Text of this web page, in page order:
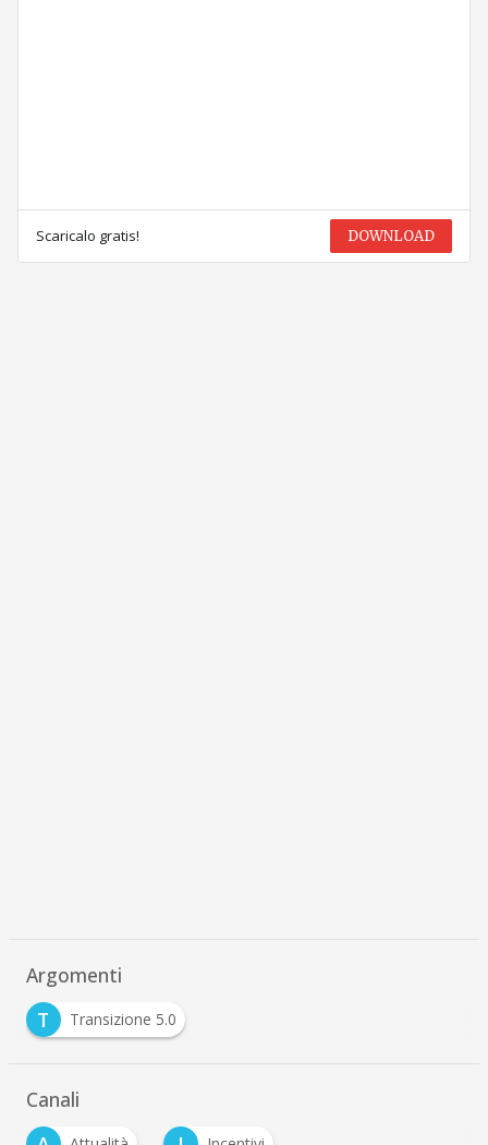
Scaricalo gratis! DOWNLOAD
Argomenti
T
Transizione 5.0
Canali